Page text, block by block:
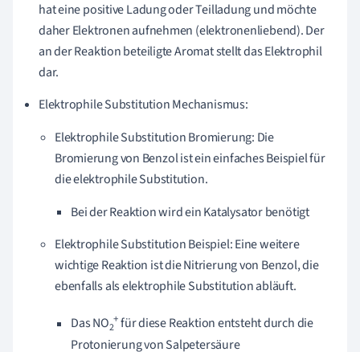
hat eine positive Ladung oder Teilladung und möchte
daher Elektronen aufnehmen (elektronenliebend). Der
an der Reaktion beteiligte Aromat stellt das Elektrophil
dar.
Elektrophile Substitution Mechanismus:
Elektrophile Substitution Bromierung: Die
Bromierung von Benzol ist ein einfaches Beispiel für
die elektrophile Substitution.
Bei der Reaktion wird ein Katalysator benötigt
Elektrophile Substitution Beispiel: Eine weitere
wichtige Reaktion ist die Nitrierung von Benzol, die
ebenfalls als elektrophile Substitution abläuft.
Das NO2
+für diese Reaktion entsteht durch die
Protonierung vonSalpetersäure